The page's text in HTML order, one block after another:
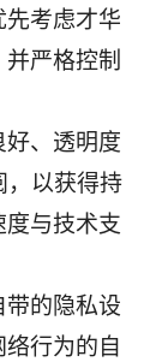
考虑才华
严格控制
、透明度
，以获得持
与技术支
的隐私设
行为的自